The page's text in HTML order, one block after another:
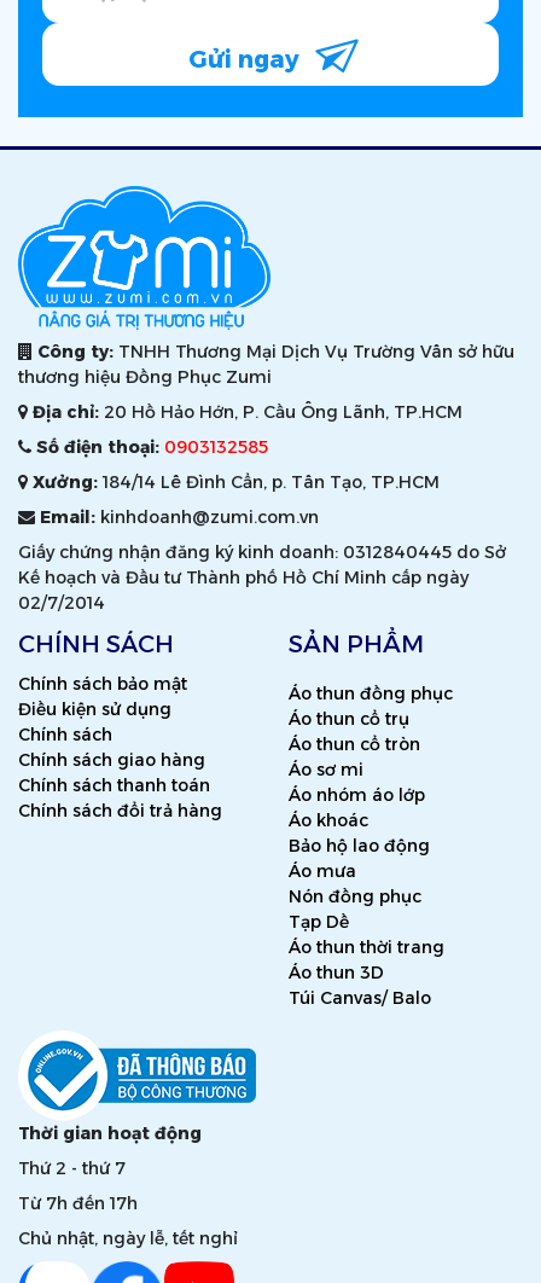
Gửi ngay
Công ty: TNHH Thương Mại Dịch Vụ Trường Vân sở hữu
thương hiệu Đồng Phục Zumi
Địa chỉ: 20 Hồ Hảo Hớn, P. Cầu Ông Lãnh, TP.HCM
Số điện thoại: 0903132585
Xưởng:184/14 Lê Đình Cẩn, p. Tân Tạo, TP.HCM
Email: kinhdoanh@zumi.com.vn
Giấy chứng nhận đăng ký kinh doanh: 0312840445 do Sở
Kế hoạch và Đầu tư Thành phố Hồ Chí Minh cấp ngày
02/7/2014
CHÍNH SÁCH
Chính sách bảo mật
Điều kiện sử dụng
Chính sách
Chính sách giao hàng
Chính sách thanh toán
Chính sách đổi trả hàng
SẢN PHẨM
Áo thun đồng phục
Áo thun cổ trụ
Áo thun cổ tròn
Áo sơ mi
Áo nhóm áo lớp
Áo khoác
Bảo hộ lao động
Áo mưa
Nón đồng phục
Tạp Dề
Áo thun thời trang
Áo thun 3D
Túi Canvas/ Balo
Thời gian hoạt động
Thứ 2 - thứ 7
Từ 7h đến 17h
Chủ nhật, ngày lễ, tết nghỉ